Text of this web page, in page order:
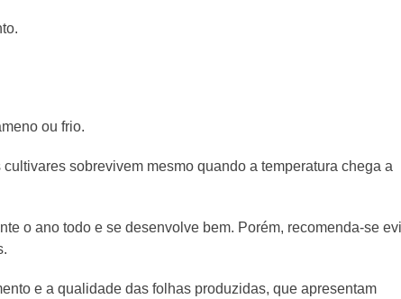
ou frio.
sobrevivem mesmo quando a temperatura chega a
o ano todo e se desenvolve bem. Porém, recomenda-se
e a qualidade das folhas produzidas, que apresentam